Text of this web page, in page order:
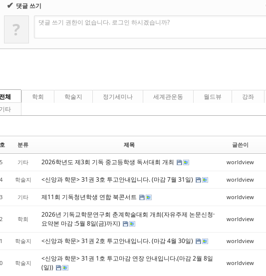
✔ 댓글 쓰기
? 댓글 쓰기 권한이 없습니다. 로그인 하시겠습니까?
체 학회 학술지 정기세미나 세계관운동 월드뷰 강좌
타
분류 제목 글쓴이
기타 2026학년도 제3회 기독 중고등학생 독서대회 개최 worldview
학술지 <신앙과 학문> 31권 3호 투고안내입니다. (마감 7월 31일) worldview
기타 제11회 기독청년학생 연합 북콘서트 worldview
학회
2026년 기독교학문연구회 춘계학술대회 개최(자유주제 논문신청·
요약본 마감 :5월 8일(금)까지)
worldview
학술지 <신앙과 학문> 31권 2호 투고안내입니다. (마감 4월 30일) worldview
학술지
<신앙과 학문> 31권 1호 투고마감 연장 안내입니다.(마감 2월 8일
(일))
worldview